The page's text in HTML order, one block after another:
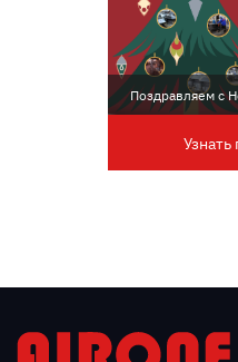
Поздравляем с